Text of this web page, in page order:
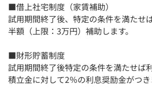
■借上社宅制度（家賃補助）
試用期間終了後、特定の条件を満たせ
半額（上限：3万円）補助します。
■財形貯蓄制度
試用期間終了後特定の条件を満たせば
積立金に対して2％の利息奨励金がつき